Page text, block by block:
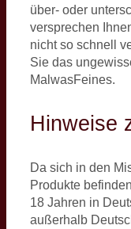
über- oder
versprechen
nicht so schnell
Sie das
MalwasFeines.
Hinweise
Da sich in den
Produkte
18 Jahren in
außerhalb